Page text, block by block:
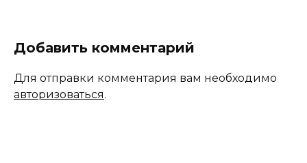
Добавить комментарий
Для отправки комментария вам необходимо
авторизоваться.